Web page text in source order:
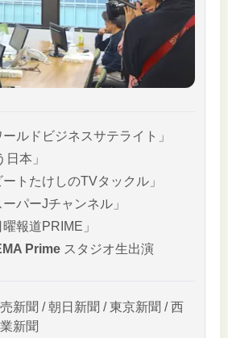
ールドビジネスサテライト」
日本」
ートたけしのTVタックル」
ーパーJチャンネル」
報道PRIME」
Prime スタジオ生出演
新聞 / 朝日新聞 / 東京新聞 / 西
新聞